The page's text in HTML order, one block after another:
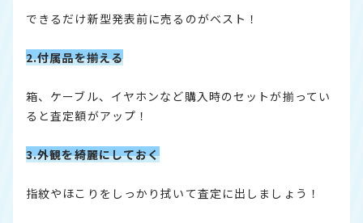
できるだけ新型発表前に売るのがベスト！
2.付属品を揃える
箱、ケーブル、イヤホンなど購入時のセットが揃ってい
ると査定額がアップ！
3.外観を綺麗にしておく
指紋やほこりをしっかり拭いて査定に出しましょう！